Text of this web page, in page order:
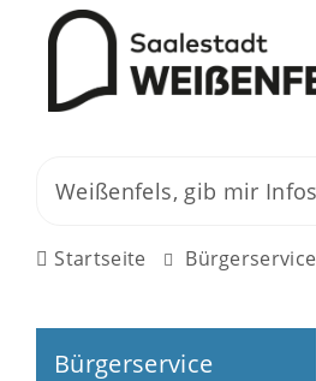
Startseite Bürgerservice
Bürgerservice